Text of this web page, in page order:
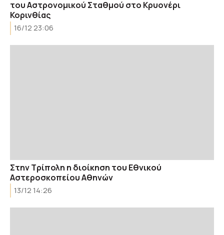
του Αστρονομικού Σταθμού στο Κρυονέρι
Κορινθίας
16/12 23:06
Στην Τρίπολη η διοίκηση του Εθνικού
Αστεροσκοπείου Αθηνών
13/12 14:26